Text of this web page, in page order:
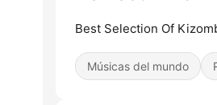
Best Selection Of
Músicas del mundo